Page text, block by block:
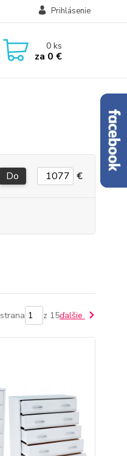
Prihlásenie
0ks
za 0 €
Do €
strana z 15ďalšie